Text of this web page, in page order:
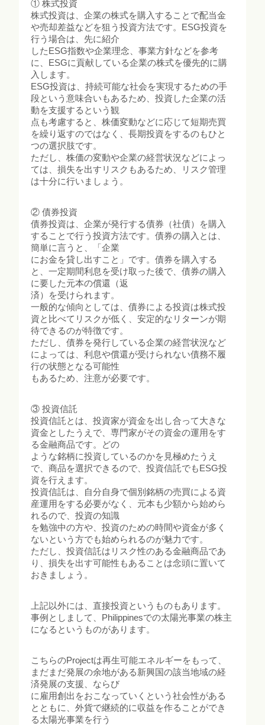
① 株式投資
株式投資は、企業の株式を購入することで配当金
や売却差益などを狙う投資方法です。ESG投資を
行う場合は、先に紹介
したESG指数や企業理念、事業方針などを参考
に、ESGに貢献している企業の株式を優先的に購
入します。
ESG投資は、持続可能な社会を実現するための手
段という意味合いもあるため、投資した企業の活
動を支援するという観
点も考慮すると、株価変動などに応じて短期売買
を繰り返すのではなく、長期投資をするのもひと
つの選択肢です。
ただし、株価の変動や企業の経営状況などによっ
ては、損失を出すリスクもあるため、リスク管理
は十分に行いましょう。
② 債券投資
債券投資は、企業が発行する債券（社債）を購入
することで行う投資方法です。債券の購入とは、
簡単に言うと、「企業
にお金を貸し出すこと」です。債券を購入する
と、一定期間利息を受け取った後で、債券の購入
に要した元本の償還（返
済）を受けられます。
一般的な傾向としては、債券による投資は株式投
資と比べてリスクが低く、安定的なリターンが期
待できるのが特徴です。
ただし、債券を発行している企業の経営状況など
によっては、利息や償還が受けられない債務不履
行の状態となる可能性
もあるため、注意が必要です。
③ 投資信託
投資信託とは、投資家が資金を出し合って大きな
資金としたうえで、専門家がその資金の運用をす
る金融商品です。どの
ような銘柄に投資しているのかを見極めたうえ
で、商品を選択できるので、投資信託でもESG投
資を行えます。
投資信託は、自分自身で個別銘柄の売買による資
産運用をする必要がなく、元本も少額から始めら
れるので、投資の知識
を勉強中の方や、投資のための時間や資金が多く
ないという方でも始められるのが魅力です。
ただし、投資信託はリスク性のある金融商品であ
り、損失を出す可能性もあることは念頭に置いて
おきましょう。
上記以外には、直接投資というものもあります。
事例としまして、Philippinesでの太陽光事業の株主
になるというものがあります。
こちらのProjectは再生可能エネルギーをもって、
まだまだ発展の余地がある新興国の該当地域の経
済発展の支援、ならび
に雇用創出をおこなっていくという社会性がある
とともに、外貨で継続的に収益を作ることができ
る太陽光事業を行う